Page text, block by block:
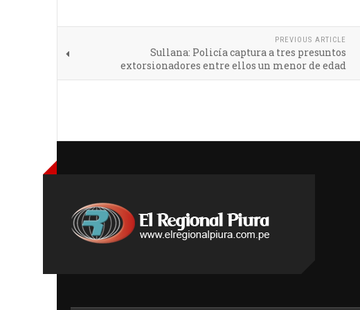
PREVIOUS ARTICLE
Sullana: Policía captura a tres presuntos
extorsionadores entre ellos un menor de edad